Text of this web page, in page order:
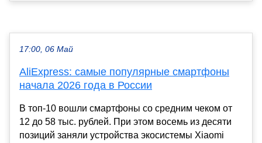
17:00, 06 Май
AliExpress: самые популярные смартфоны
начала 2026 года в России
В топ-10 вошли смартфоны со средним чеком от
12 до 58 тыс. рублей. При этом восемь из десяти
позиций заняли устройства экосистемы Xiaomi